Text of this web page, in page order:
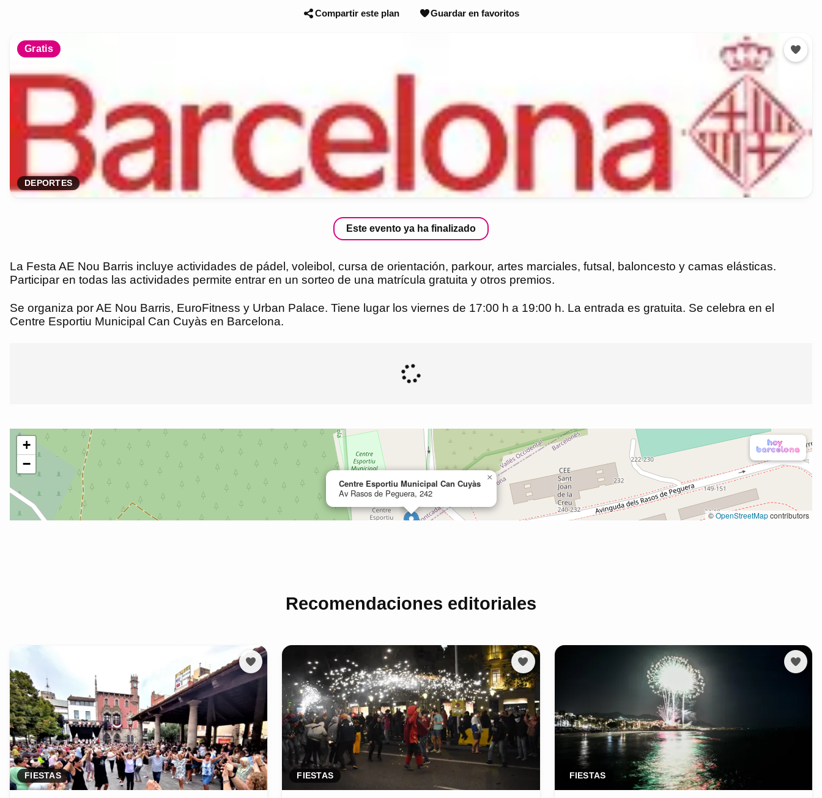
Compartir este plan Guardar en favoritos
Gratis
DEPORTES
Este evento ya ha finalizado
La Festa AE Nou Barris incluye actividades de pádel, voleibol, cursa de orientación, parkour, artes marciales, futsal, baloncesto y camas elásticas.
Participar en todas las actividades permite entrar en un sorteo de una matrícula gratuita y otros premios.
Se organiza por AE Nou Barris, EuroFitness y Urban Palace. Tiene lugar los viernes de 17:00 h a 19:00 h. La entrada es gratuita. Se celebra en el
Centre Esportiu Municipal Can Cuyàs en Barcelona.
Recomendaciones editoriales
FIESTAS FIESTAS FIESTAS